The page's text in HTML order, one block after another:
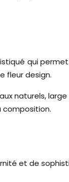
qui
fleur design.
naturels,
composition.
et de